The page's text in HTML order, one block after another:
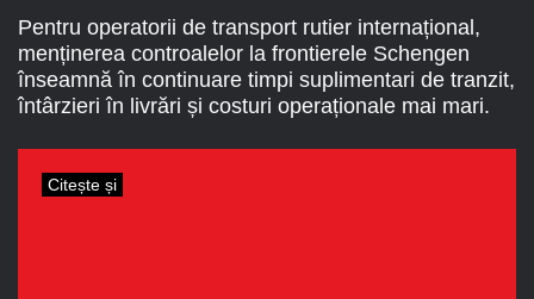
Pentru operatorii de transport rutier internațional,
menținerea controalelor la frontierele Schengen
înseamnă în continuare timpi suplimentari de tranzit,
întârzieri în livrări și costuri operaționale mai mari.
Citește și